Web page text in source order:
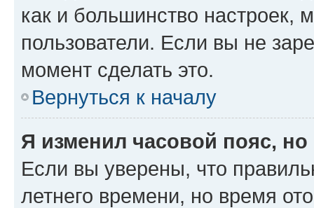
как и большинство настроек,
пользователи. Если вы не
момент сделать это.
Вернуться к началу
Я изменил часовой пояс,
Если вы уверены, что
летнего времени, но время